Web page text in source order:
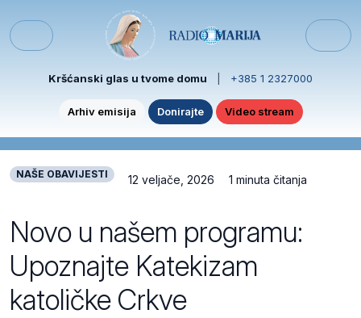
Menu
Kršćanski glas u tvome domu +385 1 2327000
Arhiv emisija Donirajte Video stream
NAŠE OBAVIJESTI 12 veljače, 2026 1 minuta čitanja
Novo u našem programu:
Upoznajte Katekizam
katoličke Crkve